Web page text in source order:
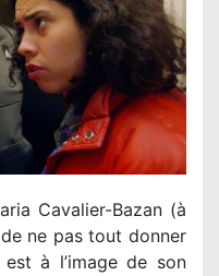
Cavalier-Bazan (à
ne pas tout donner
est à l’image de son